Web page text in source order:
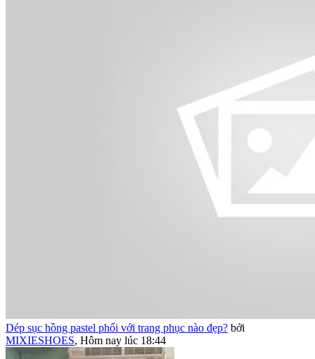
Dép sục hồng pastel phối với trang phục nào đẹp? bởi
MIXIESHOES, Hôm nay lúc 18:44